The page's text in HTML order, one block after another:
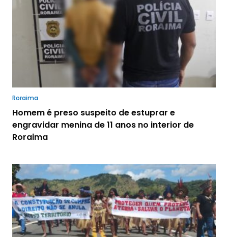
Roraima
Homem é preso suspeito de estuprar e
engravidar menina de 11 anos no interior de
Roraima